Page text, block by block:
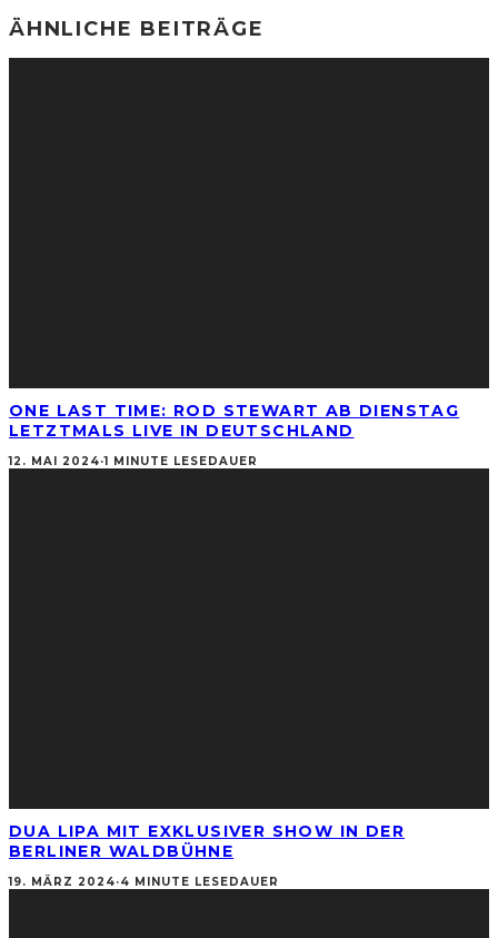
ÄHNLICHE BEITRÄGE
ONE LAST TIME: ROD STEWART AB DIENSTAG
LETZTMALS LIVE IN DEUTSCHLAND
12. MAI 2024·1 MINUTE LESEDAUER
DUA LIPA MIT EXKLUSIVER SHOW IN DER
BERLINER WALDBÜHNE
19. MÄRZ 2024·4 MINUTE LESEDAUER